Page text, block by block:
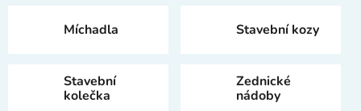
Míchadla Stavební kozy
Stavební
kolečka
Zednické
nádoby